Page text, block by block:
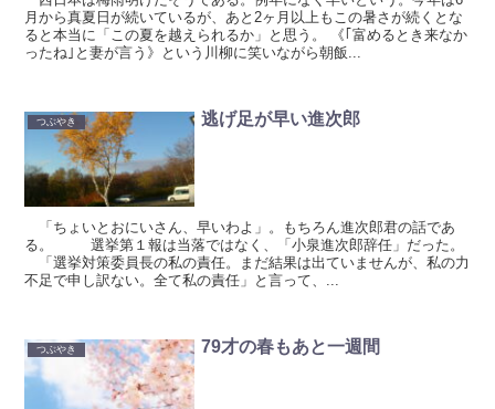
月から真夏日が続いているが、あと2ヶ月以上もこの暑さが続くとな
ると本当に「この夏を越えられるか」と思う。 《｢富めるとき来なか
ったね｣と妻が言う》という川柳に笑いながら朝飯...
つぶやき 逃げ足が早い進次郎
「ちょいとおにいさん、早いわよ」。もちろん進次郎君の話であ
る。 選挙第１報は当落ではなく、「小泉進次郎辞任」だった。
「選挙対策委員長の私の責任。まだ結果は出ていませんが、私の力
不足で申し訳ない。全て私の責任」と言って、...
つぶやき 79才の春もあと一週間